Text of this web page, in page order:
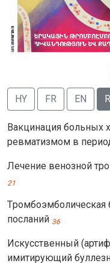
HY
FR EN
Вакцинация больных
ревматизмом в
Лечение венозной
21
посланий 36
Искусственный
имитирующий